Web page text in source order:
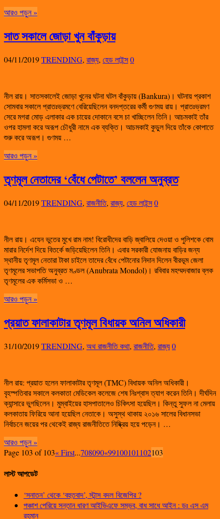
আরও পড়ুন »
সাত সকালে জোড়া খুন বাঁকুড়ায়
04/11/2019TRENDING, রাজ্য, হেড লাইন্স0
নীল রায়। সাতসকালেই জোড়া খুনের ঘটনা ঘটল বাঁকুড়ায় (Bankura)। ঘটনায় প্রকাশ
সোমবার সকালে প্রাতঃভ্রমণে বেরিয়েছিলেন বনদপ্তরের কর্মী গুণময় রায়। প্রাতঃভ্রমণ
সেরে মগরা মোড় এলাকার এক চায়ের দোকানে বসে চা খাচ্ছিলেন তিনি। আচমকাই তাঁর
ওপর হামলা করে অরূপ চৌধুরী নামে এক ব্যক্তি। আচমকাই কুড়ুল দিয়ে তাঁকে কোপাতে
শুরু করে অরূপ। গুণময় …
আরও পড়ুন »
তৃণমূল নেতাদের ‘বেঁধে পেটাতে’ বললেন অনুব্রত
04/11/2019TRENDING, রাজনীতি, রাজ্য, হেড লাইন্স0
নীল রায়। এযেন ভুতের মুখে রাম নাম! বিরোধীদের বাড়ি জ্বালিয়ে দেওয়া ও পুলিশকে বোম
মারার নির্দেশ দিয়ে বিতর্কে জড়িয়েছিলেন তিনি। এবার সরকারী যোজনায় বাড়ির জন্য
স্থানীয় তৃণমূল নেতারা টাকা চাইলে তাদের বেঁধে পেটানোর নিদান দিলেন বীরভূম জেলা
তৃণমূলের সভাপতি অনুব্রত মণ্ডল (Anubrata Mondol)। রবিবার মহম্মদবাজার ব্লক
তৃণমূলের এক কর্মিসভা ও …
আরও পড়ুন »
প্রয়াত ফালাকাটার তৃণমূল বিধায়ক অনিল অধিকারী
31/10/2019TRENDING, অথ রাজনীতি কথা, রাজনীতি, রাজ্য0
নীল রায়: প্রয়াত হলেন ফালাকাটার তৃণমূল (TMC) বিধায়ক অনিল অধিকারী।
বৃহস্পতিবার সকালে কলকাতা মেডিকেল কলেজে শেষ নিঃশ্বাস ত্যাগ করেন তিনি। দীর্ঘদিন
ক্যান্সারে ভুগছিলেন। মুম্বাইয়ের হাসপাতালেও চিকিৎসা হয়েছিল। কিন্তু সুফল না মেলায়
কলকাতায় ফিরিয়ে আনা হয়েছিল নেতাকে। অসুস্থ থাকায় ২০১৬ সালের বিধানসভা
নির্বাচনে জয়ের পর থেকেই রাজ্য রাজনীতিতে নিষ্ক্রিয় হয়ে পড়েন। …
আরও পড়ুন »
Page 103 of 103« First...708090«99100101 102103
লাস্ট আপডেট
‘সনাতন’ থেকে ‘বহুতবাদ’, স্টান্স বদল বিজেপির ?
পঞ্চাশ পেরিয়ে সন্তান ধারণ আইভিএফে সম্ভব, বাধ সাধে আইন : ডঃ এস এম
রহমান